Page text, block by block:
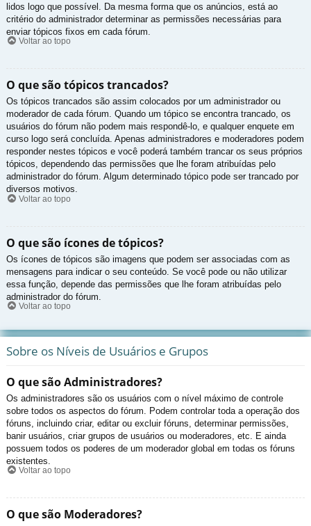
lidos logo que possível. Da mesma forma que os anúncios, está ao
critério do administrador determinar as permissões necessárias para
enviar tópicos fixos em cada fórum.
Voltar ao topo
O que são tópicos trancados?
Os tópicos trancados são assim colocados por um administrador ou
moderador de cada fórum. Quando um tópico se encontra trancado, os
usuários do fórum não podem mais respondê-lo, e qualquer enquete em
curso logo será concluída. Apenas administradores e moderadores podem
responder nestes tópicos e você poderá também trancar os seus próprios
tópicos, dependendo das permissões que lhe foram atribuídas pelo
administrador do fórum. Algum determinado tópico pode ser trancado por
diversos motivos.
Voltar ao topo
O que são ícones de tópicos?
Os ícones de tópicos são imagens que podem ser associadas com as
mensagens para indicar o seu conteúdo. Se você pode ou não utilizar
essa função, depende das permissões que lhe foram atribuídas pelo
administrador do fórum.
Voltar ao topo
Sobre os Níveis de Usuários e Grupos
O que são Administradores?
Os administradores são os usuários com o nível máximo de controle
sobre todos os aspectos do fórum. Podem controlar toda a operação dos
fóruns, incluindo criar, editar ou excluir fóruns, determinar permissões,
banir usuários, criar grupos de usuários ou moderadores, etc. E ainda
possuem todos os poderes de um moderador global em todas os fóruns
existentes.
Voltar ao topo
O que são Moderadores?